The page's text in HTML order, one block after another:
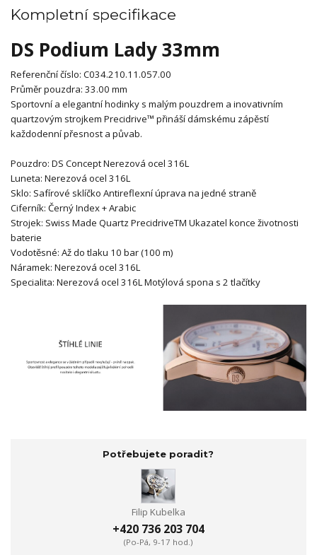
Kompletní specifikace
DS Podium Lady 33mm
Referenční číslo: C034.210.11.057.00
Průměr pouzdra: 33.00 mm
Sportovní a elegantní hodinky s malým pouzdrem a inovativním
quartzovým strojkem Precidrive™ přináší dámskému zápěstí
každodenní přesnost a půvab.
Pouzdro: DS ConceptNerezová ocel 316L
Luneta: Nerezová ocel 316L
Sklo: Safírové sklíčko Antireflexní úprava na jedné straně
Ciferník: ČernýIndex + Arabic
Strojek: Swiss Made Quartz PrecidriveTM Ukazatel konce životnosti
baterie
Vodotěsné: Až do tlaku 10 bar (100 m)
Náramek: Nerezová ocel 316L
Specialita: Nerezová ocel 316LMotýlová spona s 2 tlačítky
Potřebujete poradit?
Filip Kubelka
+420 736 203 704
(Po-Pá, 9-17 hod.)